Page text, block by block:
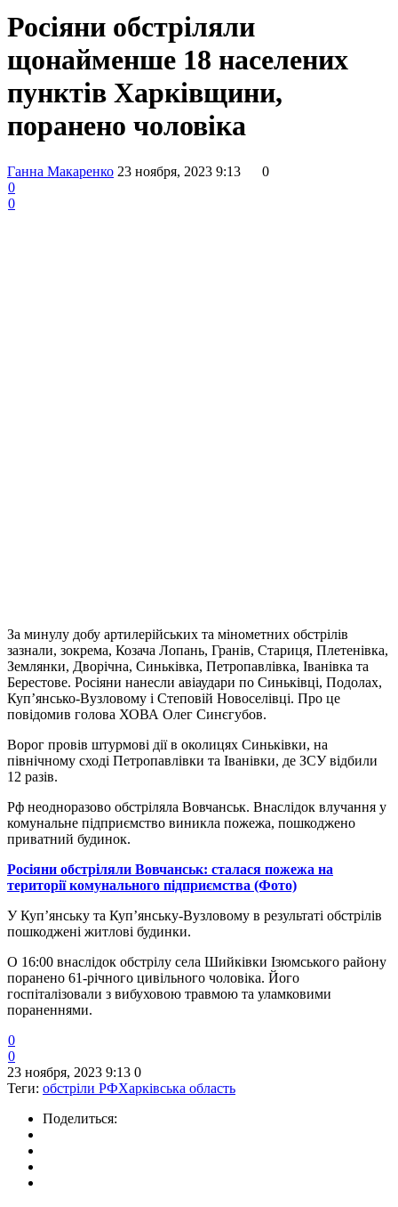
Росіяни обстріляли
щонайменше 18 населених
пунктів Харківщини,
поранено чоловіка
Ганна Макаренко 23 ноября, 2023 9:13
0
0
0
За минулу добу артилерійських та мінометних обстрілів
зазнали, зокрема, Козача Лопань, Гранів, Стариця, Плетенівка,
Землянки, Дворічна, Синьківка, Петропавлівка, Іванівка та
Берестове. Росіяни нанесли авіаудари по Синьківці, Подолах,
Куп’янсько-Вузловому і Степовій Новоселівці. Про це
повідомив голова ХОВА Олег Синєгубов.
Ворог провів штурмові дії в околицях Синьківки, на
північному сході Петропавлівки та Іванівки, де ЗСУ відбили
12 разів.
Рф неодноразово обстріляла Вовчанськ. Внаслідок влучання у
комунальне підприємство виникла пожежа, пошкоджено
приватний будинок.
Росіяни обстріляли Вовчанськ: сталася пожежа на
території комунального підприємства (Фото)
У Куп’янську та Куп’янську-Вузловому в результаті обстрілів
пошкоджені житлові будинки.
О 16:00 внаслідок обстрілу села Шийківки Ізюмського району
поранено 61-річного цивільного чоловіка. Його
госпіталізовали з вибуховою травмою та уламковими
пораненнями.
0
0
23 ноября, 2023 9:13 0
Теги: обстріли РФХарківська область
Поделиться: